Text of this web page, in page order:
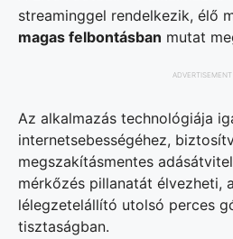
streaminggel rendelkezik, élő
magas felbontásban mutat
ADVERTISEMENT
Az alkalmazás technológiája
internetsebességéhez,
megszakításmentes
mérkőzés pillanatát élvezheti,
lélegzetelállító utolsó perces
tisztaságban.